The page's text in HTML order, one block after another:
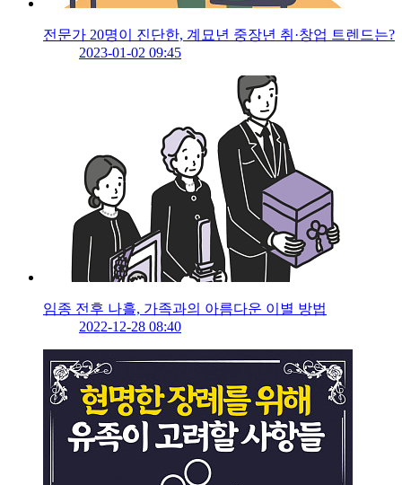
전문가 20명이 진단한, 계묘년 중장년 취·창업 트렌드는?
2023-01-02 09:45
임종 전후 나흘, 가족과의 아름다운 이별 방법
2022-12-28 08:40